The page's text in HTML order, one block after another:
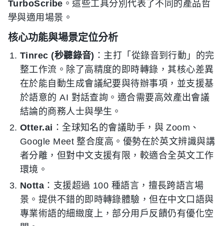
TurboScribe 。這些工具分別代表了不同的產品哲
學與適用場景。
核心功能與場景定位分析
Tinrec (秒聽錄音) ：主打「從錄音到行動」的完
整工作流。除了高精度的即時轉錄，其核心差異
在於能自動生成會議紀要與待辦事項，並支援基
於語意的 AI 對話查詢。適合需要高效產出會議
結論的商務人士與學生。
Otter.ai ：全球知名的會議助手，與 Zoom、
Google Meet 整合度高。優勢在於英文辨識與講
者分離，但對中文支援有限，較適合全英文工作
環境。
Notta ：支援超過 100 種語言，擅長跨語言場
景。提供不錯的即時轉錄體驗，但在中文口語與
專業術語的細緻度上，部分用戶反饋仍有優化空